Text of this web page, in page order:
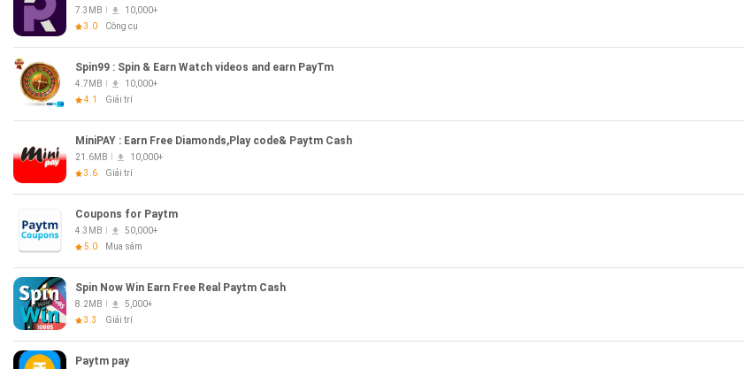
7.3MB
10,000+
3.0
Công cụ
Spin99 : Spin & Earn Watch videos and earn PayTm
4.7MB
10,000+
4.1
Giải trí
MiniPAY : Earn Free Diamonds,Play code& Paytm Cash
21.6MB
10,000+
3.6
Giải trí
Coupons for Paytm
4.3MB
50,000+
5.0
Mua sắm
Spin Now Win Earn Free Real Paytm Cash
8.2MB
5,000+
3.3
Giải trí
Paytm pay